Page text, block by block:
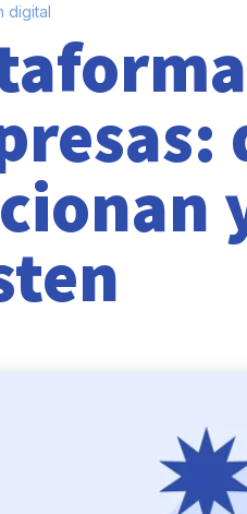
digital